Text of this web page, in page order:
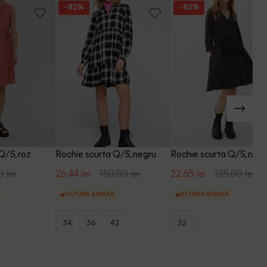
S, roz
lei
- 82%
Rochie scurta Q/S, negru
26.44 lei 150.00 lei
ULTIMA ȘANSĂ
34 36 42
- 82%
Rochie scurta Q/S,
22.65 lei 125.00 lei
ULTIMA ȘANSĂ
32